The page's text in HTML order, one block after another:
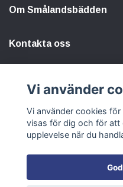
Om Smålandsbädden
Kontakta oss
Sociala medier
Vi använder
Vi använder cookies
visas för dig och för att
upplevelse när du